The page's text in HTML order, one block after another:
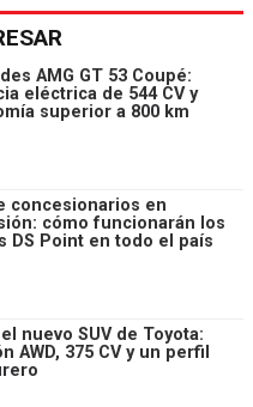
AMG GT 53 Coupé:
eléctrica de 544 CV y
superior a 800 km
concesionarios en
cómo funcionarán los
DS Point en todo el país
nuevo SUV de Toyota:
AWD, 375 CV y un perfil